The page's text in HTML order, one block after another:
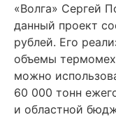
«Волга» Сергей
данный проект
рублей. Его
объемы
можно
60 000 тонн
и областной